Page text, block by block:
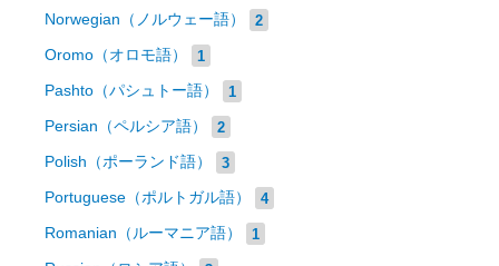
Norwegian（ノルウェー語） 2
Oromo（オロモ語） 1
Pashto（パシュトー語） 1
Persian（ペルシア語） 2
Polish（ポーランド語） 3
Portuguese（ポルトガル語） 4
Romanian（ルーマニア語） 1